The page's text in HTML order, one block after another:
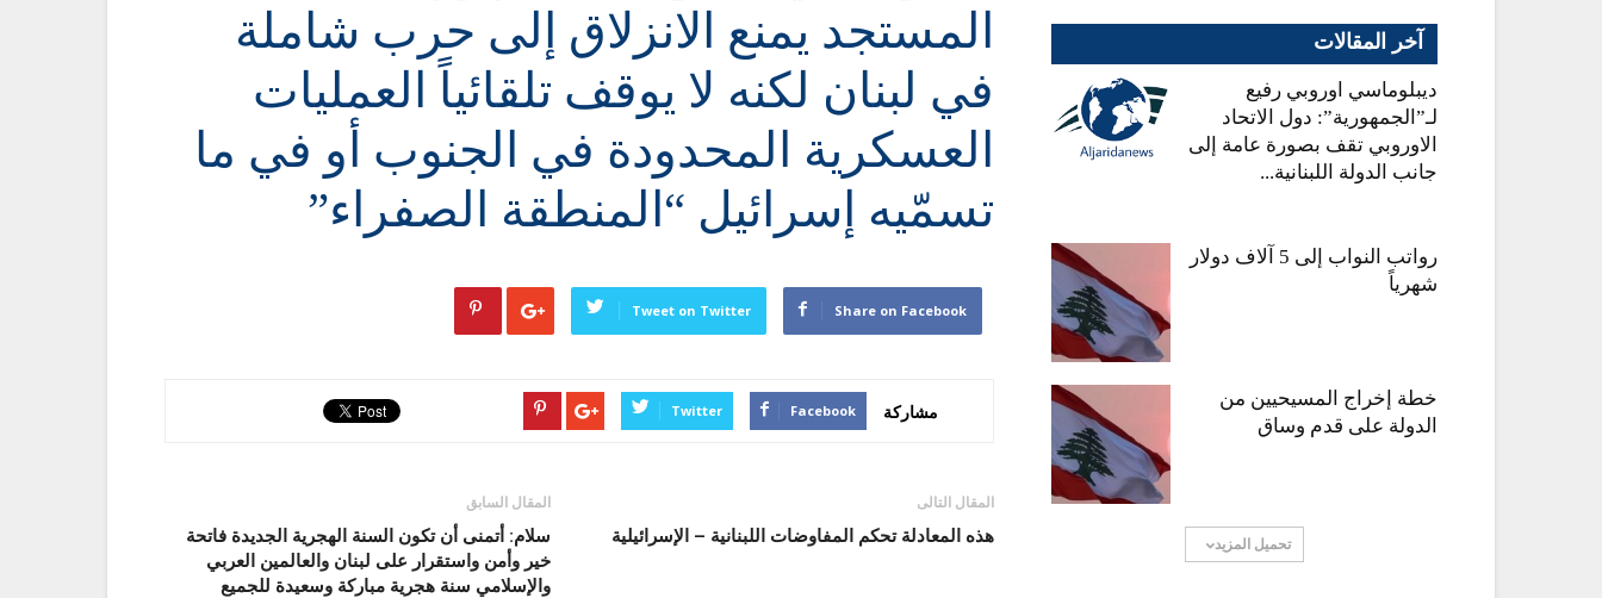
المستجد يمنع الانزلاق إلى حرب شاملة
في لبنان لكنه لا يوقف تلقائياً العمليات
العسكرية المحدودة في الجنوب أو في ما
تسمّيه إسرائيل “المنطقة الصفراء”
Share on Facebook
Tweet on Twitter
مشاركة Facebook
Twitter
المقال السابق
سلام: أتمنى أن تكون السنة الهجرية الجديدة فاتحة
خير وأمن واستقرار على لبنان والعالمين العربي
والإسلامي سنة هجرية مباركة وسعيدة للجميع
المقال التالى
هذه المعادلة تحكم المفاوضات اللبنانية – الإسرائيلية
آخر المقالات
ديبلوماسي اوروبي رفيع
لـ”الجمهورية”: دول الاتحاد
الاوروبي تقف بصورة عامة إلى
جانب الدولة اللبنانية...
رواتب النواب إلى 5 آلاف دولار
شهرياً
خطة إخراج المسيحيين من
الدولة على قدم وساق
تحميل المزيد